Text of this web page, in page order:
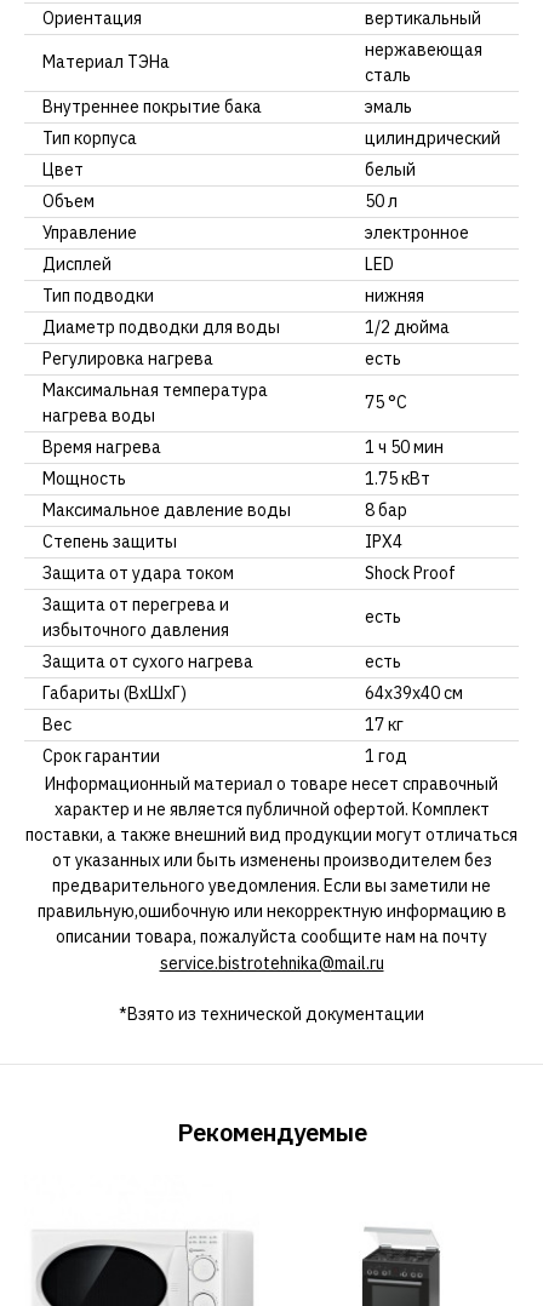
Ориентация
вертикальный
Материал ТЭНа
нержавеющая
сталь
Внутреннее покрытие бака
эмаль
Тип корпуса
цилиндрический
Цвет
белый
Объем
50 л
Управление
электронное
Дисплей
LED
Тип подводки
нижняя
Диаметр подводки для воды
1/2 дюйма
Регулировка нагрева
есть
Максимальная температура
нагрева воды
75 °С
Время нагрева
1 ч 50 мин
Мощность
1.75 кВт
Максимальное давление воды
8 бар
Степень защиты
IPX4
Защита от удара током
Shock Proof
Защита от перегрева и
избыточного давления
есть
Защита от сухого нагрева
есть
Габариты (ВхШхГ)
64х39х40 см
Вес
17 кг
Срок гарантии
1 год
Информационный материал о товаре несет справочный
характер и не является публичной офертой. Комплект
поставки, а также внешний вид продукции могут отличаться
от указанных или быть изменены производителем без
предварительного уведомления. Если вы заметили не
правильную,ошибочную или некорректную информацию в
описании товара, пожалуйста сообщите нам на почту
service.bistrotehnika@mail.ru
*Взято из технической документации
Рекомендуемые